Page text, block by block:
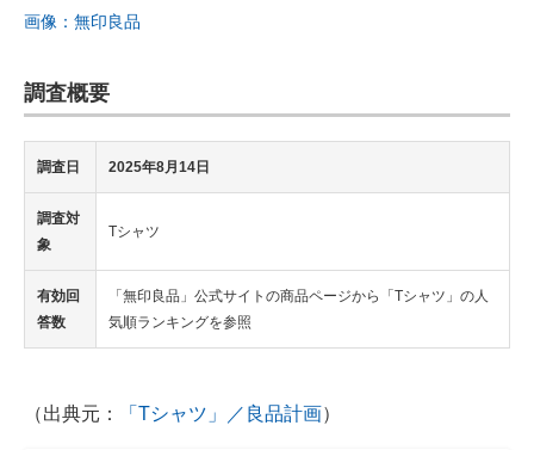
画像：無印良品
調査概要
調査日 2025年8月14日
調査対
象
Tシャツ
有効回
答数
「無印良品」公式サイトの商品ページから「Tシャツ」の人
気順ランキングを参照
（出典元： 「Tシャツ」／良品計画）